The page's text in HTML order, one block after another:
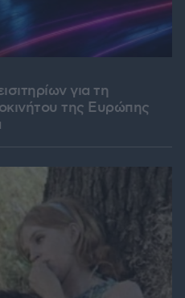
για τη
της Ευρώπης